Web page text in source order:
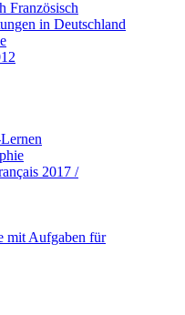
Französisch
in Deutschland
2017 /
mit Aufgaben für